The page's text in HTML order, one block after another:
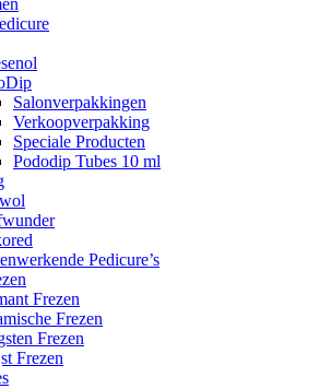
Salonverpakkingen
Verkoopverpakking
Speciale Producten
Pododip Tubes 10 ml
Pedicure’s
Frezen
Frezen
Frezen
Frezen